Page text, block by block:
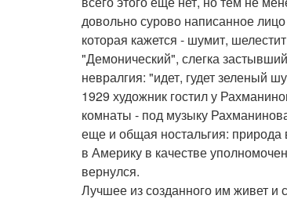
довольно сурово написанное
которая кажется - шумит,
"Демонический", слегка
невралгия: "идет, гудет зеленый
1929 художник гостил у
комнаты - под музыку
еще и общая ностальгия:
в Америку в качестве
вернулся.
Лучшее из созданного им живет и